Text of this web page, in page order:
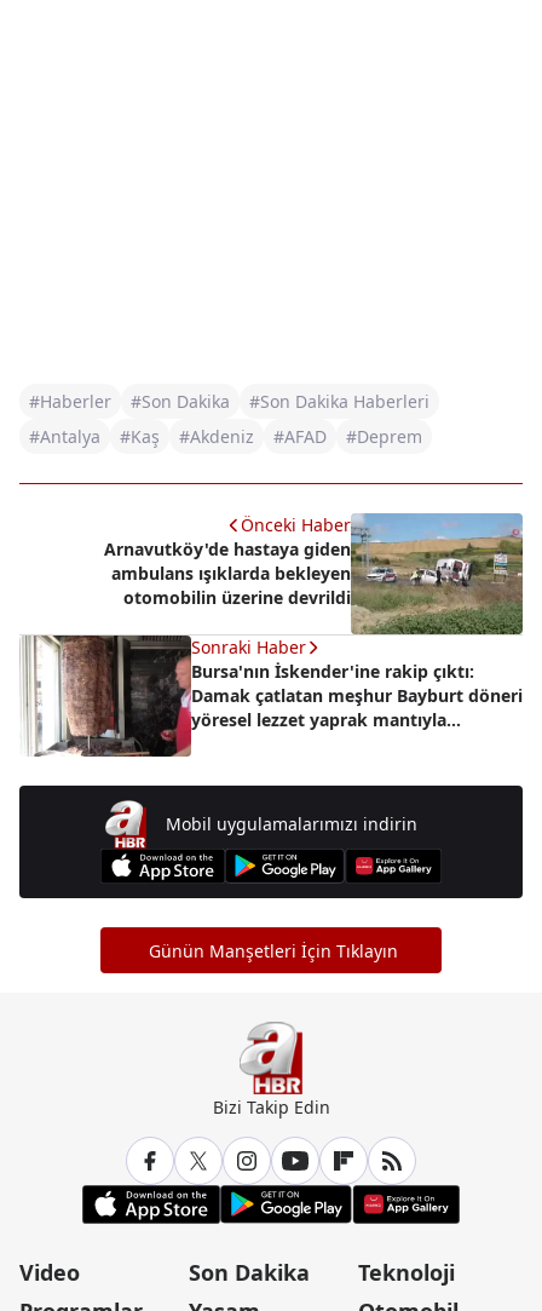
#Haberler #Son Dakika
#Son Dakika Haberleri
#Antalya
#Kaş #Akdeniz #AFAD #Deprem
Önceki Haber
Arnavutköy'de hastaya giden
ambulans ışıklarda bekleyen
otomobilin üzerine devrildi
Sonraki Haber
Bursa'nın İskender'ine rakip çıktı:
Damak çatlatan meşhur Bayburt döneri
yöresel lezzet yaprak mantıyla
Mobil uygulamalarımızı indirin
Günün Manşetleri İçin Tıklayın
Bizi Takip Edin
Video
Son Dakika
Teknoloji